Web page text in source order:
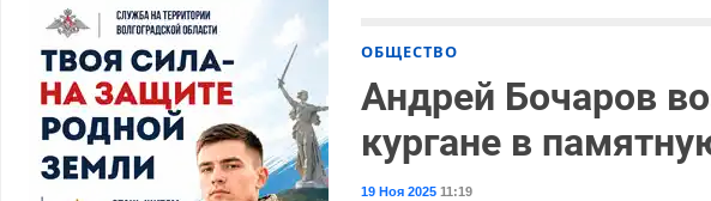
ОБЩЕСТВО
Андрей Бочаров
кургане в
19 Ноя 2025 11:19